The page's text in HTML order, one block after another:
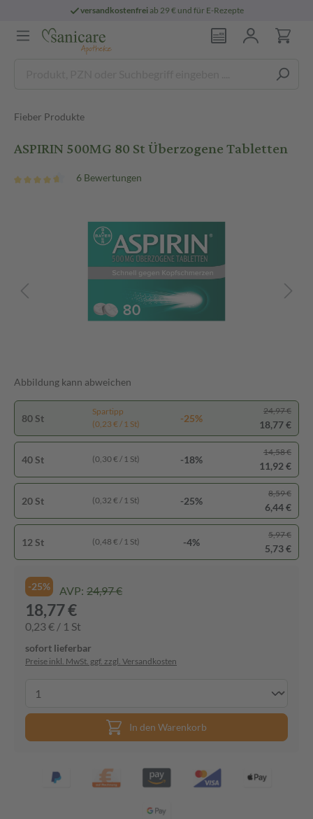
versandkostenfreiab 29 € und für E-Rezepte
Fieber Produkte
ASPIRIN 500MG 80 St Überzogene Tabletten
6 Bewertungen
Abbildung kann abweichen
80 St
Spartipp
(0,23 € / 1 St)
-25%
24,97 €
18,77 €
40 St (0,30 € / 1 St) -18%
14,58 €
11,92 €
20 St (0,32 € / 1 St) -25%
8,59 €
6,44 €
12 St (0,48 € / 1 St) -4%
5,97 €
5,73 €
-25% AVP: 24,97 €
18,77 €
0,23 € / 1 St
sofort lieferbar
Preise inkl. MwSt. ggf. zzgl. Versandkosten
In den Warenkorb